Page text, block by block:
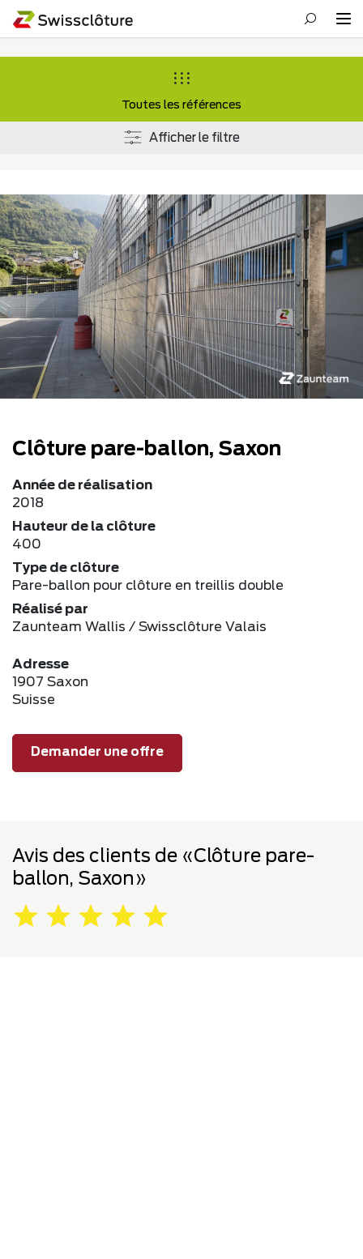
Toutes les références
Afficher le filtre
Clôture pare-ballon, Saxon
Année de réalisation
2018
Hauteur de la clôture
400
Type de clôture
Pare-ballon pour clôture en treillis double
Réalisé par
Zaunteam Wallis / Swissclôture Valais
Adresse
1907 Saxon
Suisse
Demander une offre
Avis des clients de «Clôture pare-
ballon, Saxon»